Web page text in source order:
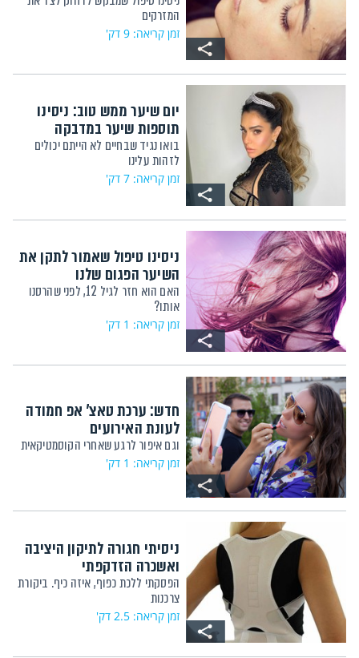
המזרקים
זמן קריאה: 9 דק'
יום שיער ממש טוב: ניסינו
תוספות שיער במדבקה
בואו נגיד שבחיים לא הייתם יכולים
לזהות עלינו
זמן קריאה: 7 דק'
ניסינו טיפול שאמור לתקן את
השיער הפגום שלנו
האם הוא חזר לגיל 12, לפני שהרסנו
אותו?
זמן קריאה: 1 דק'
חדש: ערכת טאצ' אפ חמודה
לעונת האירועים
וגם איפור לרגע שאחרי הקוסמטיקאית
זמן קריאה: 1 דק'
ניסיתי חגורה לתיקון היציבה
ואשכרה הזדקפתי
הפסקתי ללכת כפוף, איזה כיף. ביקורת
צרכנות
זמן קריאה: 2.5 דק'